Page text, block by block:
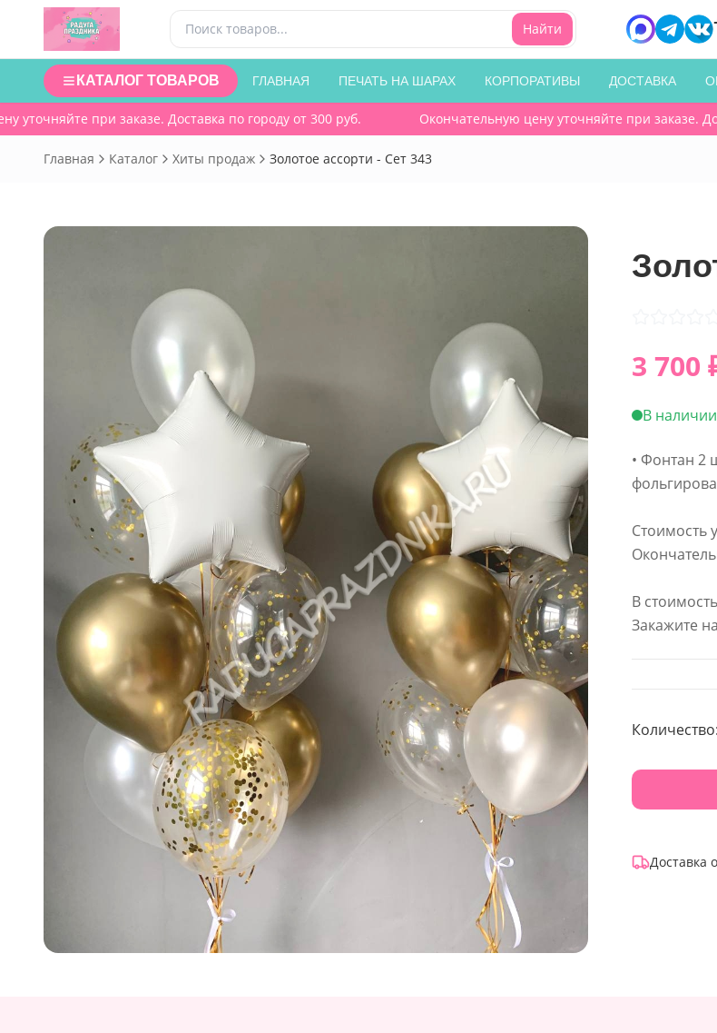
Найти
КАТАЛОГ ТОВАРОВ ГЛАВНАЯ ПЕЧАТЬ НА ШАРАХ КОРПОРАТИВЫ ДОСТАВКА
при заказе. Доставка по городу от 300 руб. Окончательную цену уточняйте при заказе.
Главная Каталог Хиты продаж Золотое ассорти - Сет 343
3 700
В наличии
• Фонтан 2
Стоимость
В
Закажите
Количество:
Доставка